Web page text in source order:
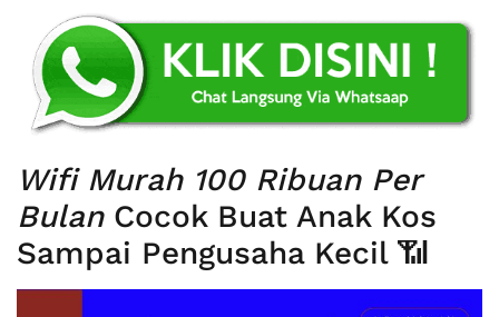
Wifi Murah 100 Ribuan Per
BulanCocok Buat Anak Kos
Sampai Pengusaha Kecil 📶